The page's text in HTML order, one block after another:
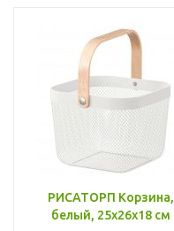
РИСАТОРП Корзина,
белый, 25x26x18 см